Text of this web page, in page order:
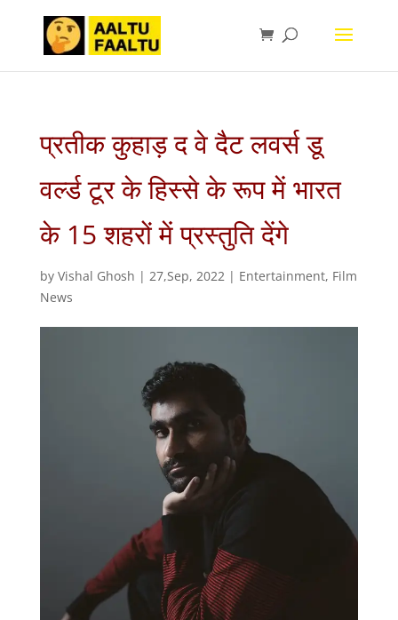
प्रतीक कुहाड़ द वे दैट लवर्स डू
वर्ल्ड टूर के हिस्से के रूप में भारत
के 15 शहरों में प्रस्तुति देंगे
by Vishal Ghosh | 27,Sep, 2022| Entertainment, Film
News